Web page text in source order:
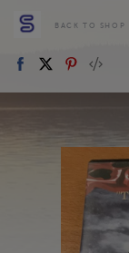
BACK TO SHOP